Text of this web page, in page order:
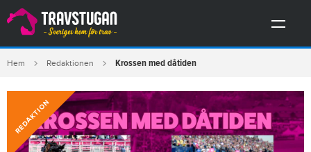
Hem Redaktionen Krossen med dåtiden
REDAKTION